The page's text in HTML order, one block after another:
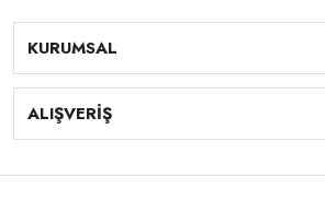
KURUMSAL
ALIŞVERİŞ